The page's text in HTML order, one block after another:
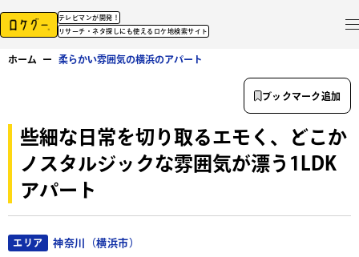
テレビマンが開発！
リサーチ・ネタ探しにも使えるロケ地検索サイト
ホーム ー 柔らかい雰囲気の横浜のアパート
些細な日常を切り取るエモく、どこか
ノスタルジックな雰囲気が漂う1LDK
アパート
エリア 神奈川（横浜市）
ブックマーク追加